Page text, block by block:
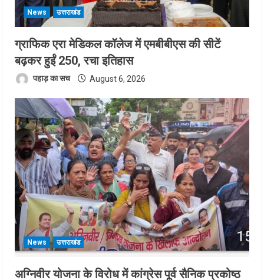
News उत्तराखंड
ग्राफिक एरा मेडिकल कॉलेज में एमबीबीएस की सीटें
बढ़कर हुईं 250, रचा इतिहास
पहाड़ का सच August 6, 2026
News उत्तराखंड
अग्निवीर योजना के विरोध में कांग्रेस पूर्व सैनिक प्रकोष्ठ